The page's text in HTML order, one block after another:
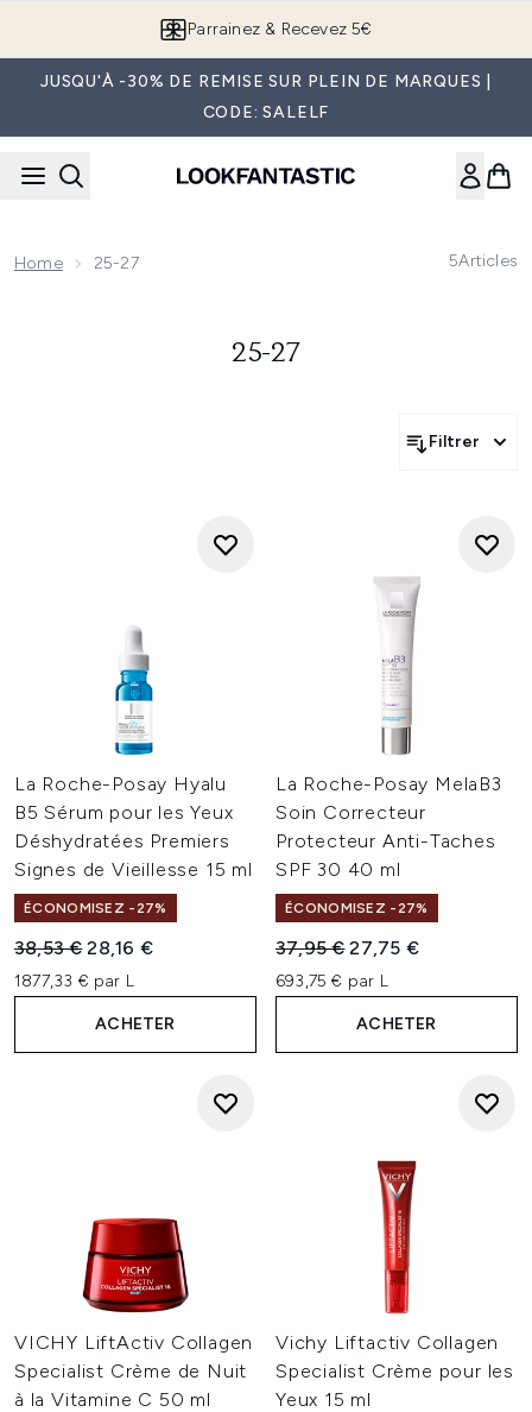
Parrainez & Recevez 5€
JUSQU'À -30% DE REMISE SUR PLEIN DE MARQUES |
CODE: SALELF
Home 25-27 5Articles
25-27
Filtrer
La Roche-Posay Hyalu
B5 Sérum pour les Yeux
Déshydratées Premiers
Signes de Vieillesse 15 ml
ÉCONOMISEZ -27%
Prix de vente :
38,53 €Prix ​​actuel :
28,16 €
1877,33 € par L
ACHETER
La Roche-Posay MelaB3
Soin Correcteur
Protecteur Anti-Taches
SPF 30 40 ml
ÉCONOMISEZ -27%
Prix de vente :
37,95 €Prix ​​actuel :
27,75 €
693,75 € par L
ACHETER
VICHY LiftActiv Collagen
Specialist Crème de Nuit
à la Vitamine C 50 ml
Vichy Liftactiv Collagen
Specialist Crème pour les
Yeux 15 ml